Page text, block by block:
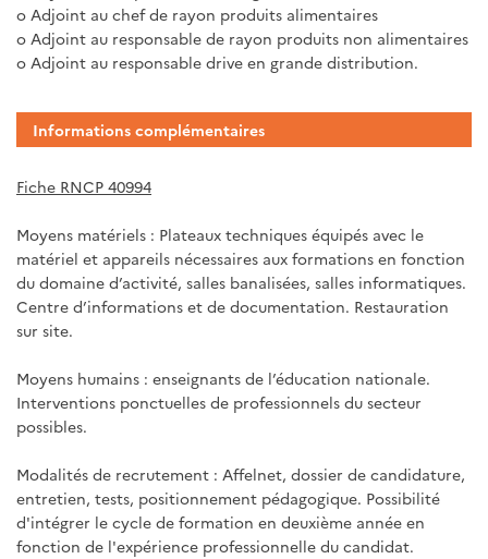
o Adjoint au chef de rayon produits alimentaires
o Adjoint au responsable de rayon produits non alimentaires
o Adjoint au responsable drive en grande distribution.
Informations complémentaires
Fiche RNCP 40994
Moyens matériels : Plateaux techniques équipés avec le
matériel et appareils nécessaires aux formations en fonction
du domaine d’activité, salles banalisées, salles informatiques.
Centre d’informations et de documentation. Restauration
sur site.
Moyens humains : enseignants de l’éducation nationale.
Interventions ponctuelles de professionnels du secteur
possibles.
Modalités de recrutement : Affelnet, dossier de candidature,
entretien, tests, positionnement pédagogique. Possibilité
d'intégrer le cycle de formation en deuxième année en
fonction de l'expérience professionnelle du candidat.